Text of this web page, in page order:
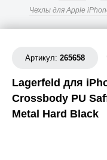
Адреса магазинов
+7 495 960-31-54
+7 800 500-31-47
Чехлы для Apple
Артикул: 265658
Lagerfeld для
Crossbody PU
Metal Hard Black